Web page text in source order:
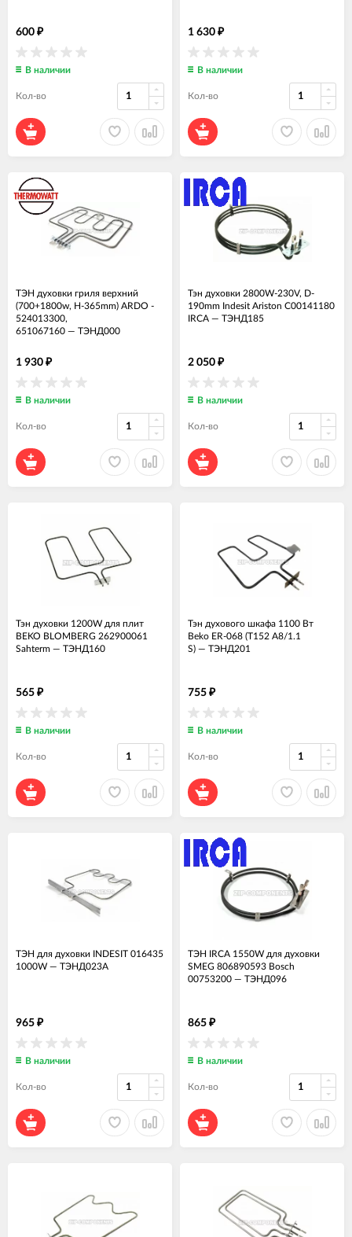
600 ₽
В наличии
Кол-во
1 630 ₽
В наличии
Кол-во
ТЭН духовки гриля верхний
(700+1800w, H-365mm) ARDO -
524013300,
651067160 — ТЭНД000
1 930 ₽
В наличии
Кол-во
Тэн духовки 2800W-230V, D-
190mm Indesit Ariston C00141180
IRCA — ТЭНД185
2 050 ₽
В наличии
Кол-во
Тэн духовки 1200W для плит
BEKO BLOMBERG 262900061
Sahterm — ТЭНД160
565 ₽
В наличии
Кол-во
Тэн духового шкафа 1100 Вт
Beko ER-068 (T152 A8/1.1
S) — ТЭНД201
755 ₽
В наличии
Кол-во
ТЭН для духовки INDESIT 016435
1000W — ТЭНД023А
965 ₽
В наличии
Кол-во
ТЭН IRCA 1550W для духовки
SMEG 806890593 Bosch
00753200 — ТЭНД096
865 ₽
В наличии
Кол-во